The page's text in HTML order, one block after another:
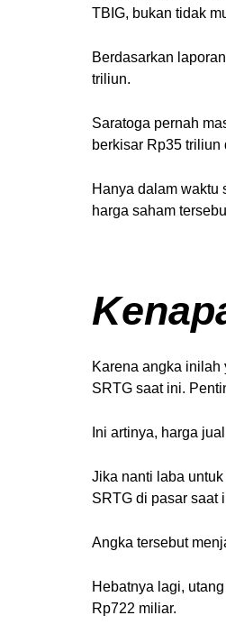
TBIG, bukan tidak
Berdasarkan
triliun.
Saratoga pernah
berkisar Rp35
Hanya dalam waktu
harga saham
Karena angka
SRTG saat ini.
Ini artinya, harga
Jika nanti laba
SRTG di pasar saat
Angka tersebut
Hebatnya lagi,
Rp722 miliar.